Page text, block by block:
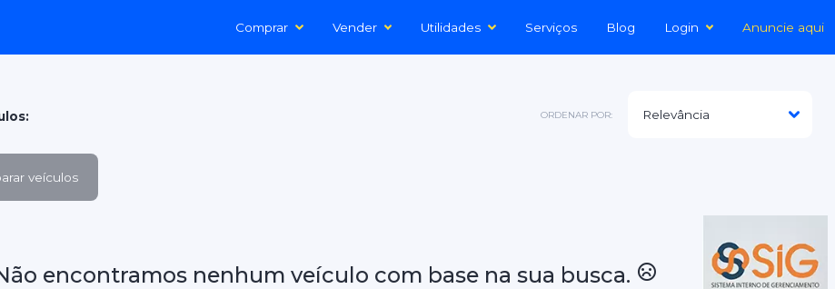
Comprar Vender Utilidades Serviços Blog Login Anuncie aqui
ORDENAR POR:
veículos
encontramos nenhum veículo com base na sua busca.